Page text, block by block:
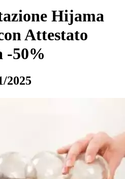
Hijama
Attestato
-50%
2025